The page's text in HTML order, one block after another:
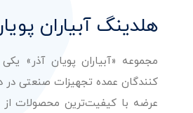
هلدینگ آبیاران
مجموعه «آبیاران پویان آذر»
کنندگان عمده تجهیزات صنعتی
عرضه با کیفیت‌ترین محصولات از